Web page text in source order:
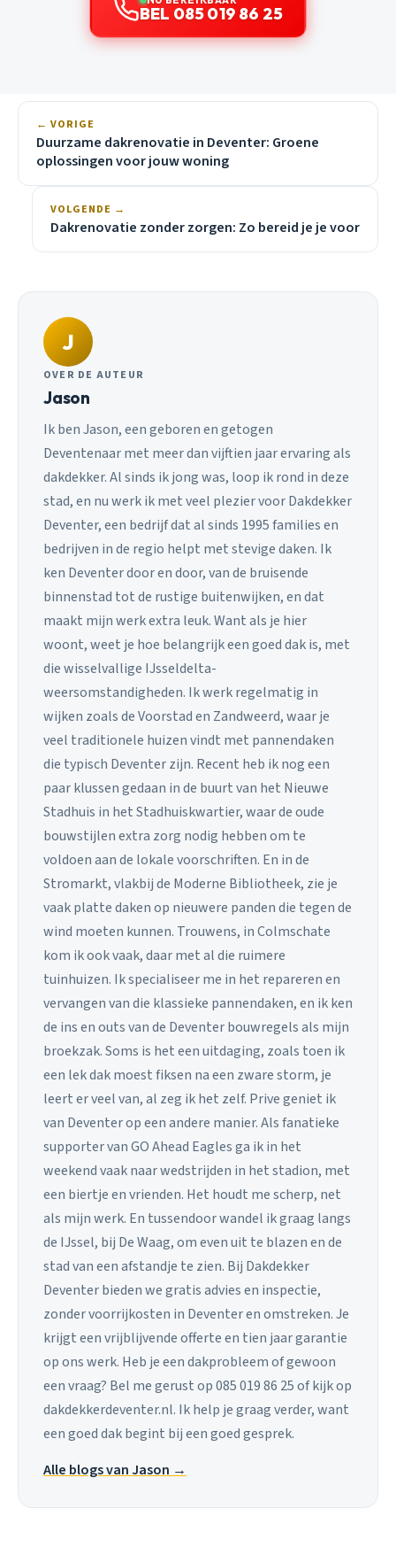
BEL 085 019 86 25
← VORIGE
Duurzame dakrenovatie in Deventer: Groene
oplossingen voor jouw woning
VOLGENDE →
Dakrenovatie zonder zorgen: Zo bereid je je voor
J
OVER DE AUTEUR
Jason
Ik ben Jason, een geboren en getogen
Deventenaar met meer dan vijftien jaar ervaring als
dakdekker. Al sinds ik jong was, loop ik rond in deze
stad, en nu werk ik met veel plezier voor Dakdekker
Deventer, een bedrijf dat al sinds 1995 families en
bedrijven in de regio helpt met stevige daken. Ik
ken Deventer door en door, van de bruisende
binnenstad tot de rustige buitenwijken, en dat
maakt mijn werk extra leuk. Want als je hier
woont, weet je hoe belangrijk een goed dak is, met
die wisselvallige IJsseldelta-
weersomstandigheden. Ik werk regelmatig in
wijken zoals de Voorstad en Zandweerd, waar je
veel traditionele huizen vindt met pannendaken
die typisch Deventer zijn. Recent heb ik nog een
paar klussen gedaan in de buurt van het Nieuwe
Stadhuis in het Stadhuiskwartier, waar de oude
bouwstijlen extra zorg nodig hebben om te
voldoen aan de lokale voorschriften. En in de
Stromarkt, vlakbij de Moderne Bibliotheek, zie je
vaak platte daken op nieuwere panden die tegen de
wind moeten kunnen. Trouwens, in Colmschate
kom ik ook vaak, daar met al die ruimere
tuinhuizen. Ik specialiseer me in het repareren en
vervangen van die klassieke pannendaken, en ik ken
de ins en outs van de Deventer bouwregels als mijn
broekzak. Soms is het een uitdaging, zoals toen ik
een lek dak moest fiksen na een zware storm, je
leert er veel van, al zeg ik het zelf. Prive geniet ik
van Deventer op een andere manier. Als fanatieke
supporter van GO Ahead Eagles ga ik in het
weekend vaak naar wedstrijden in het stadion, met
een biertje en vrienden. Het houdt me scherp, net
als mijn werk. En tussendoor wandel ik graag langs
de IJssel, bij De Waag, om even uit te blazen en de
stad van een afstandje te zien. Bij Dakdekker
Deventer bieden we gratis advies en inspectie,
zonder voorrijkosten in Deventer en omstreken. Je
krijgt een vrijblijvende offerte en tien jaar garantie
op ons werk. Heb je een dakprobleem of gewoon
een vraag? Bel me gerust op 085 019 86 25 of kijk op
dakdekkerdeventer.nl. Ik help je graag verder, want
een goed dak begint bij een goed gesprek.
Alle blogs van Jason →